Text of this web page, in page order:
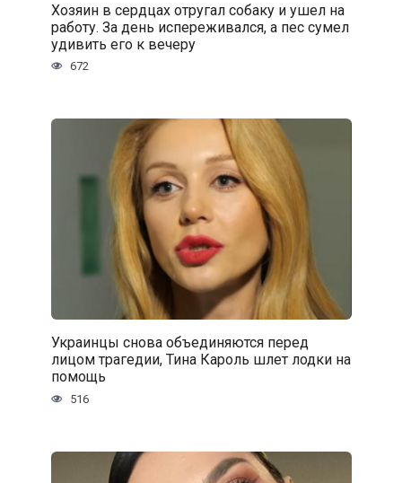
Хозяин в сердцах отругал собаку и ушел на
работу. За день испереживался, а пес сумел
удивить его к вечеру
672
Украинцы снова объединяются перед
лицом трагедии, Тина Кароль шлет лодки на
помощь
516